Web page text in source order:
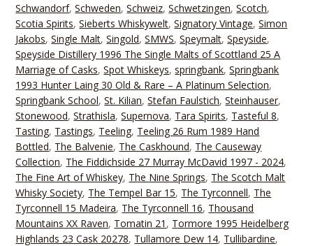
Schwandorf,Schweden,Schweiz,Schwetzingen,Scotch,
Scotia Spirits,Sieberts Whiskywelt,Signatory Vintage,Simon
Jakobs,Single Malt,Singold,SMWS,Speymalt,Speyside,
Speyside Distillery 1996 The Single Malts of Scottland 25 A
Marriage of Casks,Spot Whiskeys,springbank,Springbank
1993 Hunter Laing 30 Old & Rare – A Platinum Selection,
Springbank School,St. Kilian,Stefan Faulstich,Steinhauser,
Stonewood,Strathisla,Supernova, Tara Spirits, Tasteful 8,
Tasting, Tastings, Teeling, Teeling 26 Rum 1989 Hand
Bottled, The Balvenie, The Caskhound, The Causeway
Collection, The Fiddichside 27 Murray McDavid 1997 - 2024,
The Fine Art of Whiskey, The Nine Springs, The Scotch Malt
Whisky Society, The Tempel Bar 15, The Tyrconnell, The
Tyrconnell 15 Madeira, The Tyrconnell 16, Thousand
Mountains XX Raven, Tomatin 21 , Tormore 1995 Heidelberg
Highlands 23 Cask 20278, Tullamore Dew 14, Tullibardine,